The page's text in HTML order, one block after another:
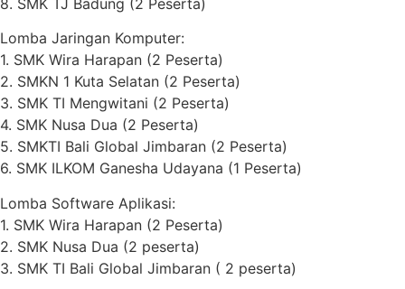
Lomba Jaringan Komputer:
1. SMK Wira Harapan (2 Peserta)
2. SMKN 1 Kuta Selatan (2 Peserta)
3. SMK TI Mengwitani (2 Peserta)
4. SMK Nusa Dua (2 Peserta)
5. SMKTI Bali Global Jimbaran (2 Peserta)
6. SMK ILKOM Ganesha Udayana (1 Peserta)
Lomba Software Aplikasi:
1. SMK Wira Harapan (2 Peserta)
2. SMK Nusa Dua (2 peserta)
3. SMK TI Bali Global Jimbaran ( 2 peserta)